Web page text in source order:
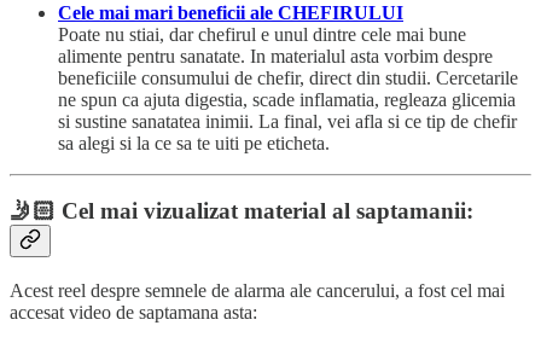
Cele mai mari beneficii ale CHEFIRULUI
Poate nu stiai, dar chefirul e unul dintre cele mai bune
alimente pentru sanatate. In materialul asta vorbim despre
beneficiile consumului de chefir, direct din studii. Cercetarile
ne spun ca ajuta digestia, scade inflamatia, regleaza glicemia
si sustine sanatatea inimii. La final, vei afla si ce tip de chefir
sa alegi si la ce sa te uiti pe eticheta.
🤳🏻 Cel mai vizualizat material al saptamanii:
Acest reel despre semnele de alarma ale cancerului, a fost cel mai
accesat video de saptamana asta: